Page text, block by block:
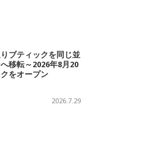
ブティックを同じ並
移転～2026年8月20
をオープン
2026.7.29